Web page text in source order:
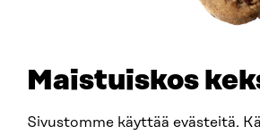
Maistuiskos
Sivustomme käyttää evästeitä.